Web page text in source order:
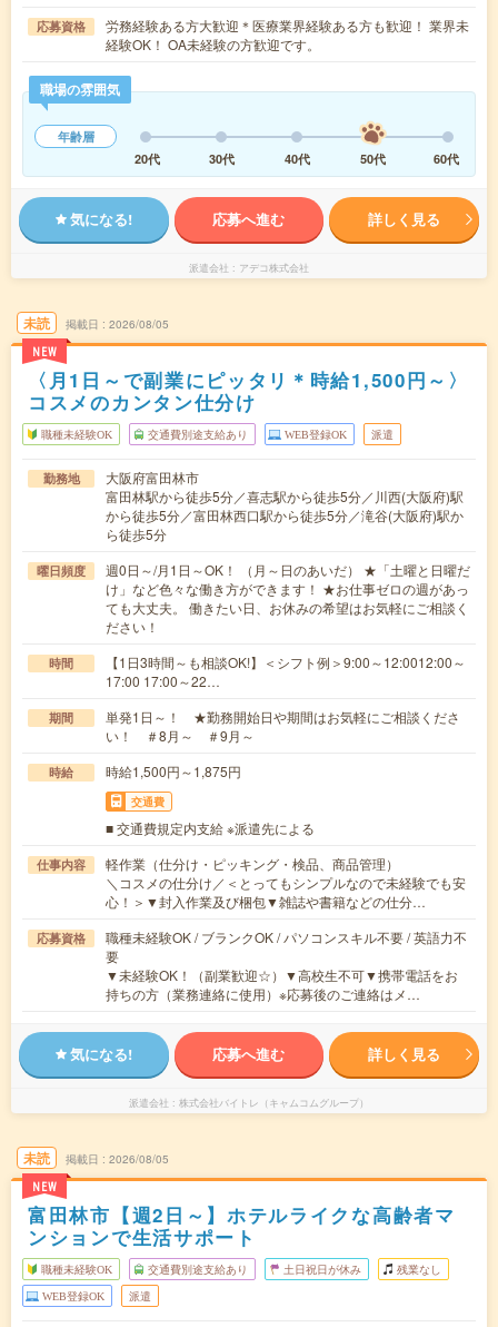
応募資格
労務経験ある方大歓迎＊医療業界経験ある方も歓迎！ 業界未
経験OK！ OA未経験の方歓迎です。
職場の雰囲気
年齢層
20代
30代 40代 50代 60代
気になる! 応募へ進む 詳しく見る
派遣会社 アデコ株式会社
未読
NEW
掲載日 2026/08/05
〈月1日～で副業にピッタリ＊時給1,500円～〉
コスメのカンタン仕分け
職種未経験OK 交通費別途支給あり WEB登録OK 派遣
勤務地
大阪府富田林市
富田林駅から徒歩5分／喜志駅から徒歩5分／川西(大阪府)駅
から徒歩5分／富田林西口駅から徒歩5分／滝谷(大阪府)駅か
ら徒歩5分
曜日頻度
週0日～/月1日～OK！ （月～日のあいだ） ★「土曜と日曜だ
け」など色々な働き方ができます！ ★お仕事ゼロの週があっ
ても大丈夫。 働きたい日、お休みの希望はお気軽にご相談く
ださい！
時間
【1日3時間～も相談OK!】＜シフト例＞9:00～12:0012:00～
17:00 17:00～22…
期間
単発1日～！ ★勤務開始日や期間はお気軽にご相談くださ
い！ ＃8月～ ＃9月～
時給 時給1,500円～1,875円
交通費
■ 交通費規定内支給 ※派遣先による
仕事内容
軽作業（仕分け・ピッキング・検品、商品管理）
＼コスメの仕分け／＜とってもシンプルなので未経験でも安
心！＞▼封入作業及び梱包▼雑誌や書籍などの仕分…
応募資格
職種未経験OK / ブランクOK / パソコンスキル不要 / 英語力不
要
▼未経験OK！（副業歓迎☆）▼高校生不可▼携帯電話をお
持ちの方（業務連絡に使用）※応募後のご連絡はメ…
気になる! 応募へ進む 詳しく見る
派遣会社 株式会社バイトレ（キャムコムグループ）
未読
NEW
掲載日 2026/08/05
富田林市【週2日～】ホテルライクな高齢者マ
ンションで生活サポート
職種未経験OK 交通費別途支給あり 土日祝日が休み 残業なし
WEB登録OK 派遣